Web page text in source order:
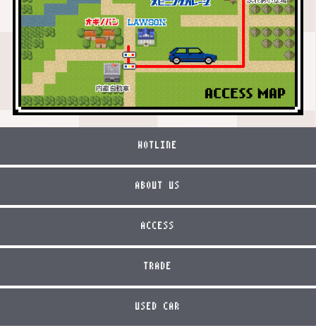
HOTLINE
ABOUT US
ACCESS
TRADE
USED CAR